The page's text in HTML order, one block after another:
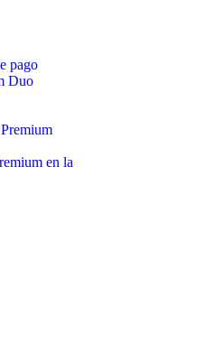
pago
Duo
en la